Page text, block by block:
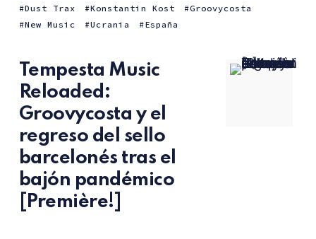
Dust Trax Konstantin Kost
Groovycosta
New Music
Ucrania España
Tempesta Music
Reloaded:
Groovycosta y el
regreso del sello
barcelonés tras el
bajón pandémico
[Première!]